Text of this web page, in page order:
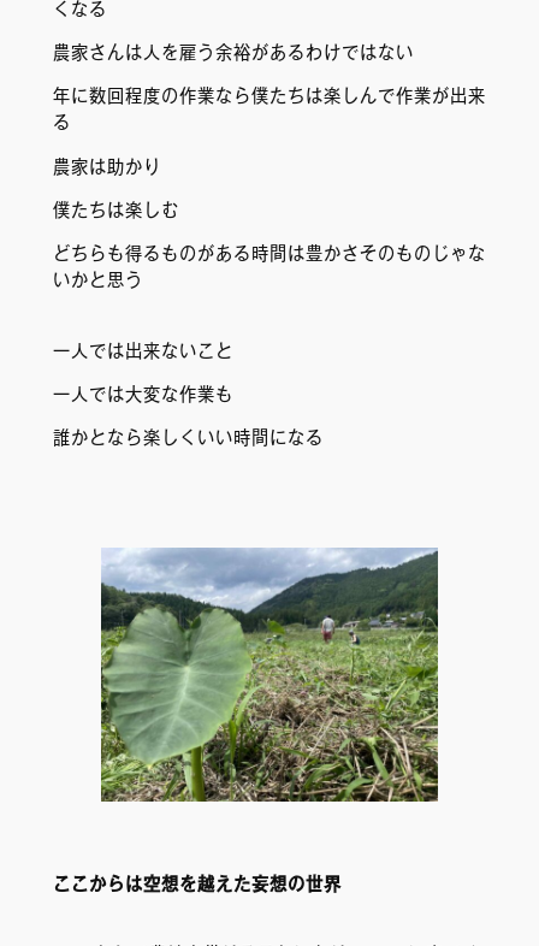
くなる
農家さんは人を雇う余裕があるわけではない
年に数回程度の作業なら僕たちは楽しんで作業が出来
る
農家は助かり
僕たちは楽しむ
どちらも得るものがある時間は豊かさそのものじゃな
いかと思う
一人では出来ないこと
一人では大変な作業も
誰かとなら楽しくいい時間になる
ここからは空想を越えた妄想の世界